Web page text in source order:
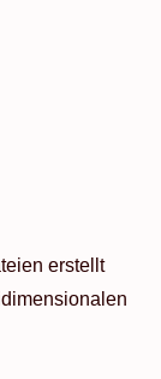
erstellt